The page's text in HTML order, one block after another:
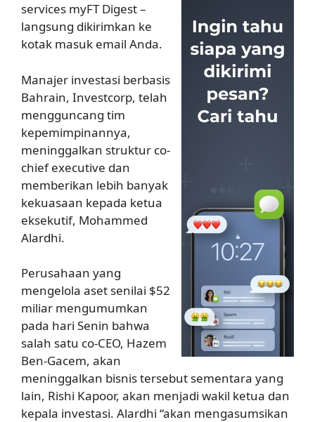
services myFT Digest –
langsung dikirimkan ke
kotak masuk email Anda.
Manajer investasi berbasis
Bahrain, Investcorp, telah
mengguncang tim
kepemimpinannya,
meninggalkan struktur co-
chief executive dan
memberikan lebih banyak
kekuasaan kepada ketua
eksekutif, Mohammed
Alardhi.
Perusahaan yang
mengelola aset senilai $52
miliar mengumumkan
pada hari Senin bahwa
salah satu co-CEO, Hazem
Ben-Gacem, akan
meninggalkan bisnis tersebut sementara yang
lain, Rishi Kapoor, akan menjadi wakil ketua dan
kepala investasi. Alardhi “akan mengasumsikan